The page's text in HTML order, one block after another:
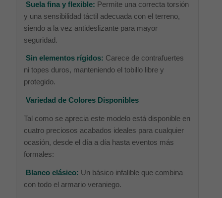
Suela fina y flexible: Permite una correcta torsión
y una sensibilidad táctil adecuada con el terreno,
siendo a la vez antideslizante para mayor
seguridad.
Sin elementos rígidos: Carece de contrafuertes
ni topes duros, manteniendo el tobillo libre y
protegido.
Variedad de Colores Disponibles
Tal como se aprecia este modelo está disponible en
cuatro preciosos acabados ideales para cualquier
ocasión, desde el día a día hasta eventos más
formales:
Blanco clásico: Un básico infalible que combina
con todo el armario veraniego.